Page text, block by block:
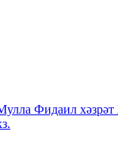
Фидаил хәзрәт